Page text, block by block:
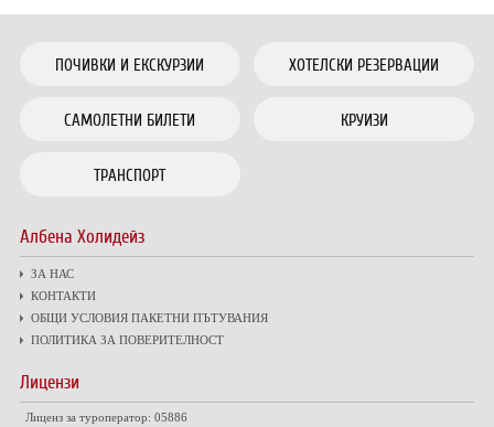
ПОЧИВКИ И ЕКСКУРЗИИ ХОТЕЛСКИ РЕЗЕРВАЦИИ
САМОЛЕТНИ БИЛЕТИ КРУИЗИ
ТРАНСПОРТ
Албена Холидейз
ЗА НАС
КОНТАКТИ
ОБЩИ УСЛОВИЯ ПАКЕТНИ ПЪТУВАНИЯ
ПОЛИТИКА ЗА ПОВЕРИТЕЛНОСТ
Лицензи
Лиценз за туроператор: 05886